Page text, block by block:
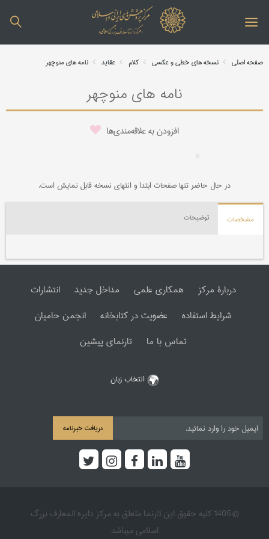
صفحه اصلی نسخه های خطی و عکسی کلام عقاید نامه های منوچهر
نامه های منوچهر
افزودن به علاقه‌مندی‌ها
در حال حاضر تنها صفحات ابتدا و انتهای نسخه قابل نمایش است.
مشخصات توضیحات
دربارۀ مرکز همکاری علمی مداخل جدید
انتشارات
شرایط استفاده
عضویت در کتابخانه
انجمن حامیان
تماس با ما
تارنمای پیشین
انتخاب زبان
دریافت خبرنامه
© 1405 کلیه حقوق این تارنما متعلق به مرکز دایره المعارف بزرگ
اسلامی میباشد